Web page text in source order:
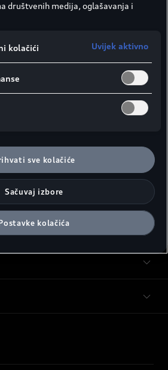
društvenih medija, oglašavanja i
kolačići Uvijek aktivno
sve kolačiće
Sačuvaj izbore
kolačića